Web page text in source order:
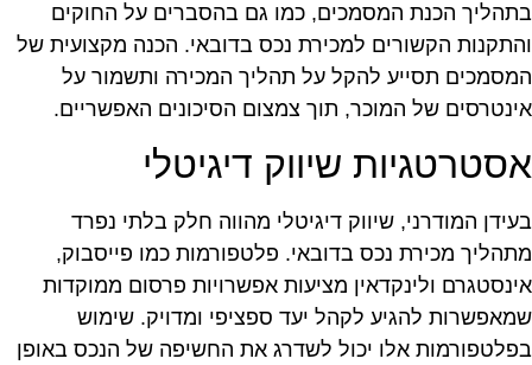
הכנת המסמכים, כמו גם בהסברים על החוקים
הקשורים למכירת נכס בדובאי. הכנה מקצועית של
תסייע להקל על תהליך המכירה ותשמור על
של המוכר, תוך צמצום הסיכונים האפשריים.
שיווק דיגיטלי
המודרני, שיווק דיגיטלי מהווה חלק בלתי נפרד
מכירת נכס בדובאי. פלטפורמות כמו פייסבוק,
ולינקדאין מציעות אפשרויות פרסום ממוקדות
להגיע לקהל יעד ספציפי ומדויק. שימוש
אלו יכול לשדרג את החשיפה של הנכס באופן